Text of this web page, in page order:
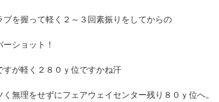
ブを握って軽く２～３回素振りをしてからの
ショット！
すが軽く２８０ｙ位ですかね汗
無理をせずにフェアウェイセンター残り８０ｙ位へ。